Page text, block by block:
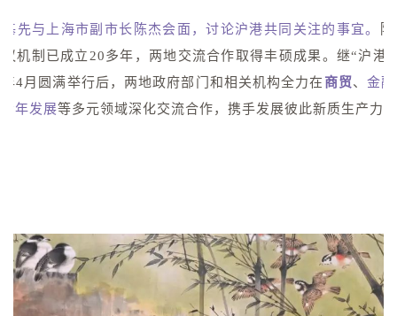
先与上海市副市长陈杰会面，讨论沪港共同关注的事宜。
机制已成立20多年，两地交流合作取得丰硕成果。继“沪港
4月圆满举行后，两地政府部门和相关机构全力在 商贸、 金融
青年发展等多元领域深化交流合作，携手发展彼此新质生产力